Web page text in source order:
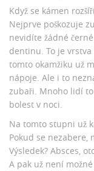
Když se kámen
Nejprve poškozuje
nevidíte žádné
dentinu. To je
tomto okamžiku už
nápoje. Ale i to
zubaři. Mnoho lidí
bolest v noci.
Na tomto stupni už
Pokud se nezabere,
Výsledek? Absces,
A pak už není